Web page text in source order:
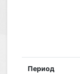
Период